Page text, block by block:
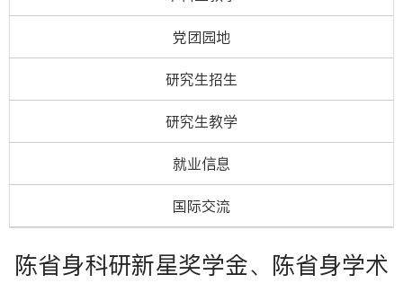
党团园地
研究生招生
研究生教学
就业信息
国际交流
陈省身科研新星奖学金、陈省身学术